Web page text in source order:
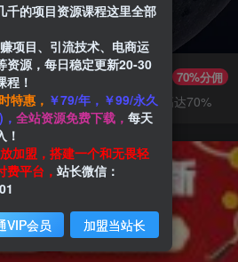
推广赚钱 70%分佣
推广返佣高达70%
千的项目资源课程这里全部
项目、引流技术、电商运
资源，每日稳定更新20-30
程！
特惠， ￥79/年，￥99/永久
全站资源免费下载， 每天
！
加盟，搭建一个和无畏轻
费平台， 站长微信：
VIP会员 加盟当站长